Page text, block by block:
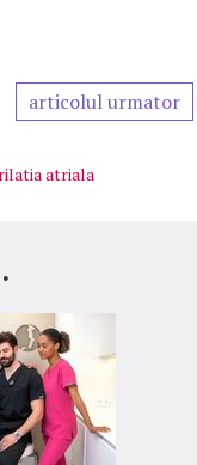
articolul urmator
atriala